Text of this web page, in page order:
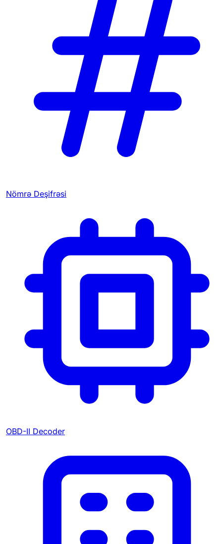
Nömrə Deşifrəsi
OBD-II Decoder